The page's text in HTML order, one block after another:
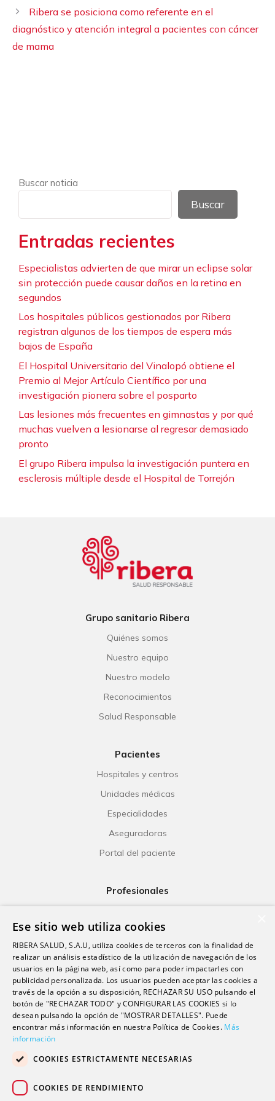
Ribera se posiciona como referente en el
diagnóstico y atención integral a pacientes con cáncer
de mama
Buscar noticia
Buscar
Entradas recientes
Especialistas advierten de que mirar un eclipse solar
sin protección puede causar daños en la retina en
segundos
Los hospitales públicos gestionados por Ribera
registran algunos de los tiempos de espera más
bajos de España
El Hospital Universitario del Vinalopó obtiene el
Premio al Mejor Artículo Científico por una
investigación pionera sobre el posparto
Las lesiones más frecuentes en gimnastas y por qué
muchas vuelven a lesionarse al regresar demasiado
pronto
El grupo Ribera impulsa la investigación puntera en
esclerosis múltiple desde el Hospital de Torrejón
Grupo sanitario Ribera
Quiénes somos
Nuestro equipo
Nuestro modelo
Reconocimientos
Salud Responsable
Pacientes
Hospitales y centros
Unidades médicas
Especialidades
Aseguradoras
Portal del paciente
Profesionales
Investigación
Formación
Escuela universitaria
Trabaja con nosotros
Contacto
Podcast
Ese sitio web utiliza cookies
RIBERA SALUD, S.A.U, utiliza cookies de terceros con la finalidad de
realizar un análisis estadístico de la utilización de navegación de los
usuarios en la página web, así como para poder impactarles con
publicidad personalizada. Los usuarios pueden aceptar las cookies a
través de la opción a su disposición, RECHAZAR SU USO pulsando el
botón de "RECHAZAR TODO" y CONFIGURAR LAS COOKIES si lo
desean pulsando la opción de "MOSTRAR DETALLES". Puede
encontrar más información en nuestra Política de Cookies. Más
información
COOKIES ESTRICTAMENTE NECESARIAS
COOKIES DE RENDIMIENTO